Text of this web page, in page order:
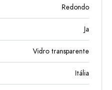
Redondo
Ja
Vidro transparente
Itália